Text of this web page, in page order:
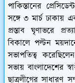
পাকিস্তানের
সঙ্গে ৩ মার্চ
প্রস্তাব ঘৃণাভরে
বিকালে পল্টন
সভাপতিত্ব
সভায় বাংলাদেশের
ছাত্রলীগের